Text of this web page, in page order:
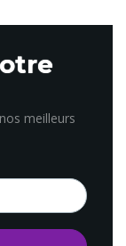
meilleurs